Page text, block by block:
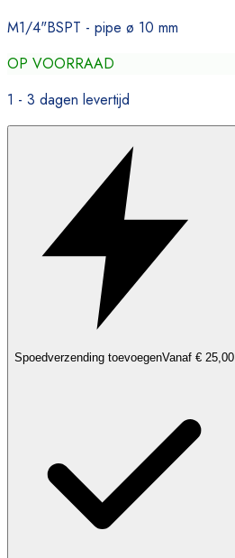
M1/4"BSPT - pipe ø 10 mm
OP VOORRAAD
1 - 3 dagen levertijd
Spoedverzending toevoegenVanaf € 25,00